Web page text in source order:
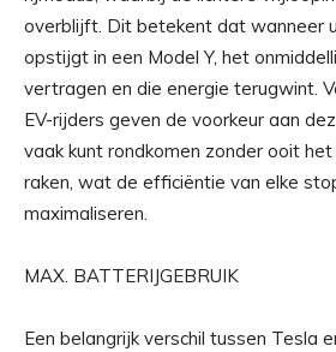
overblijft. Dit betekent dat wanneer
opstijgt in een Model Y, het
vertragen en die energie terugwint.
EV-rijders geven de voorkeur aan
vaak kunt rondkomen zonder ooit
raken, wat de efficiëntie van elke
maximaliseren.
MAX. BATTERIJGEBRUIK
Een belangrijk verschil tussen Tesla